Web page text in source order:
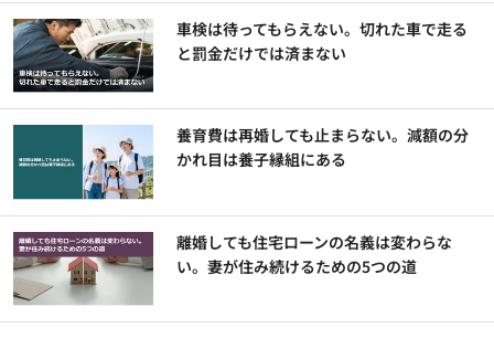
車検は待ってもらえない。切れた車で走る
と罰金だけでは済まない
養育費は再婚しても止まらない。減額の分
かれ目は養子縁組にある
離婚しても住宅ローンの名義は変わらな
い。妻が住み続けるための5つの道